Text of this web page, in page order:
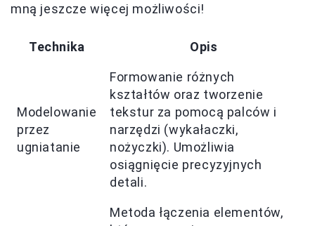
mną jeszcze więcej możliwości!
Technika Opis
Modelowanie
przez
ugniatanie
Formowanie różnych
kształtów oraz tworzenie
tekstur za pomocą palców i
narzędzi (wykałaczki,
nożyczki). Umożliwia
osiągnięcie precyzyjnych
detali.
Metoda łączenia elementów,